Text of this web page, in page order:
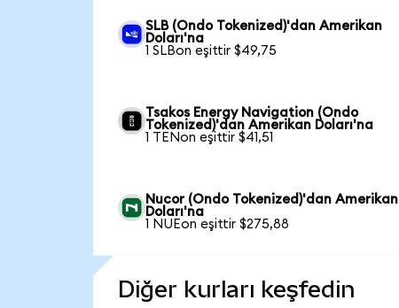
SLB (Ondo Tokenized)'dan Amerikan
Doları'na
1 SLBon eşittir $49,75
Tsakos Energy Navigation (Ondo
Tokenized)'dan Amerikan Doları'na
1 TENon eşittir $41,51
Nucor (Ondo Tokenized)'dan Amerikan
Doları'na
1 NUEon eşittir $275,88
Diğer kurları keşfedin